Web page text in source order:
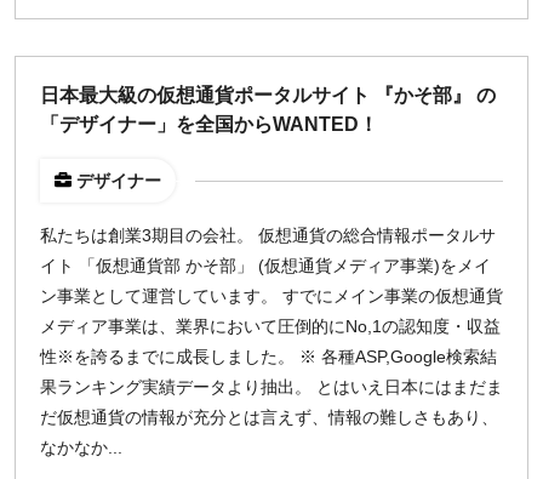
日本最大級の仮想通貨ポータルサイト 『かそ部』 の
「デザイナー」を全国からWANTED！
デザイナー
私たちは創業3期目の会社。 仮想通貨の総合情報ポータルサ
イト 「仮想通貨部 かそ部」 (仮想通貨メディア事業)をメイ
ン事業として運営しています。 すでにメイン事業の仮想通貨
メディア事業は、業界において圧倒的にNo,1の認知度・収益
性※を誇るまでに成長しました。 ※ 各種ASP,Google検索結
果ランキング実績データより抽出。 とはいえ日本にはまだま
だ仮想通貨の情報が充分とは言えず、情報の難しさもあり、
なかなか...